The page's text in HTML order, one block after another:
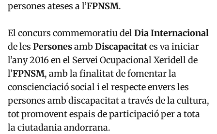
persones ateses a l’FPNSM.
El concurs commemoratiu delDia Internacional
de les Personesamb Discapacitates va iniciar
l’any 2016 en el Servei Ocupacional Xeridell de
l’FPNSM, amb la finalitat de fomentar la
conscienciació social i el respecte envers les
persones amb discapacitat a través de la cultura,
tot promovent espais de participació per a tota
la ciutadania andorrana.